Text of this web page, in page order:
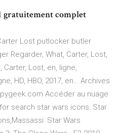
gratuitement complet
Lost putlocker butler
Regarder, What, Carter, Lost,
Carter, Lost, en, ligne,
HD, HBO, 2017, en… Archives
Accéder au nuage
search star wars icons: Star
Star Wars